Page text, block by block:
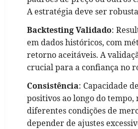
A estratégia deve ser
Backtesting Validado:
em dados históricos, com
retorno aceitáveis. A
crucial para a confiança no
Consistência: Capacidade
positivos ao longo do tempo,
diferentes condições de
depender de ajustes